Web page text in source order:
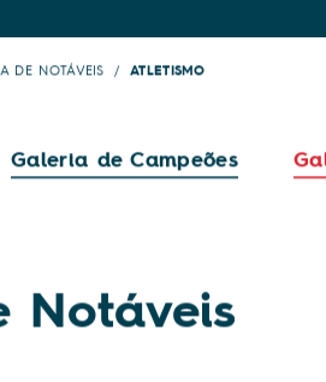
DE NOTÁVEIS ATLETISMO
Galeria de Campeões
Notáveis